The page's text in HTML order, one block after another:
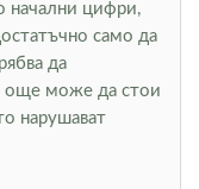
начални цифри,
само да
да
още може да стои
нарушават